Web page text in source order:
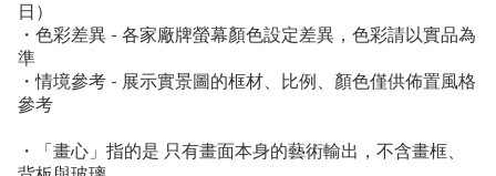
日）
・色彩差異 - 各家廠牌螢幕顏色設定差異，色彩請以實品為
準
・情境參考 - 展示實景圖的框材、比例、顏色僅供佈置風格
參考
・「畫心」指的是 只有畫面本身的藝術輸出，不含畫框、